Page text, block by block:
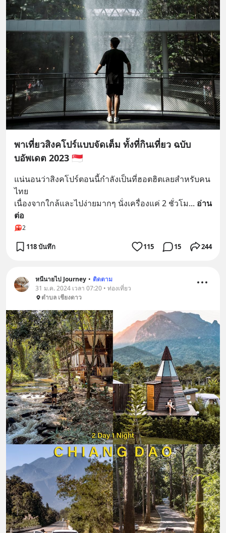
พาเที่ยวสิงคโปร์แบบจัดเต็ม ทั้งที่กินเที่ยว ฉบับ
บอัพเดต 2023 🇸🇬
แน่นอนว่าสิงคโปร์ตอนนี้กำลังเป็นที่ฮอตฮิตเลยสำหรับคน
ไทย
เนื่องจากใกล้และไปง่ายมากๆ นั่งเครื่องแค่ 2 ชั่วโม... อ่าน
ต่อ
2
118 บันทึก 115 15 244
หนีนายไป Journey • ติดตาม
31 ม.ค. 2024 เวลา 07:20 • ท่องเที่ยว
ตำบล เชียงดาว